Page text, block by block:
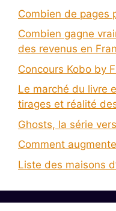
Combien de pages
Combien gagne
des revenus en
Concours Kobo by
Le marché du livre
tirages et réalité
Ghosts, la série
Comment
Liste des maisons